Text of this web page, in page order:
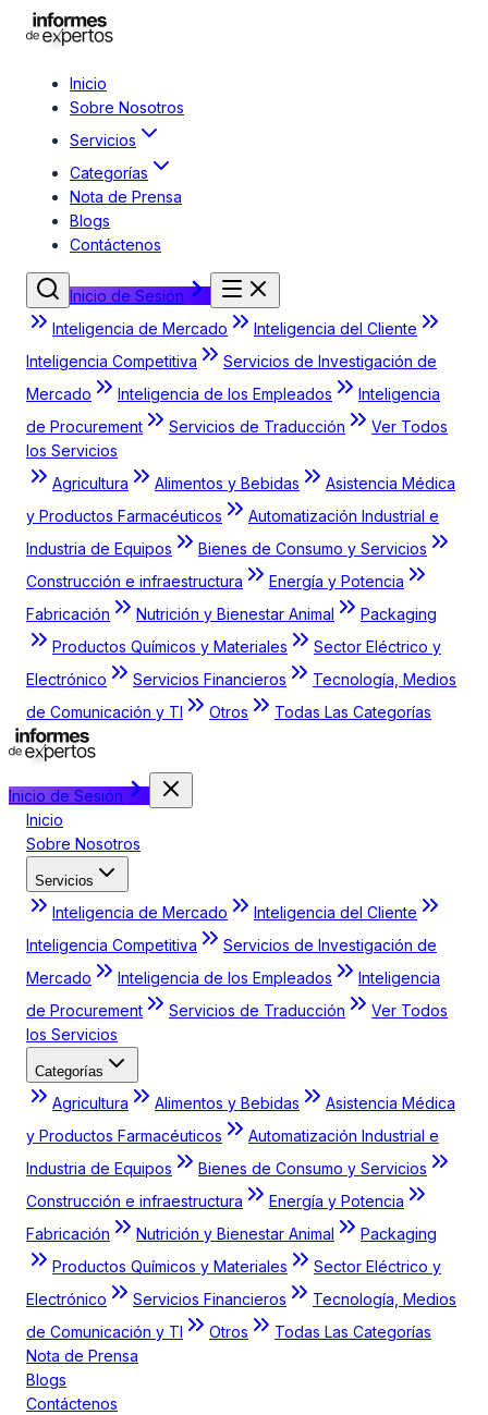
Inicio
Sobre Nosotros
Servicios
Categorías
Nota de Prensa
Blogs
Contáctenos
Inicio de Sesión
Inteligencia de Mercado
Inteligencia del Cliente
Inteligencia Competitiva
Servicios de Investigación de
Mercado
Inteligencia de los Empleados
Inteligencia
de Procurement
Servicios de Traducción
Ver Todos
los Servicios
Agricultura
Alimentos y Bebidas
Asistencia Médica
y Productos Farmacéuticos
Automatización Industrial e
Industria de Equipos
Bienes de Consumo y Servicios
Construcción e infraestructura
Energía y Potencia
Fabricación
Nutrición y Bienestar Animal
Packaging
Productos Químicos y Materiales
Sector Eléctrico y
Electrónico
Servicios Financieros
Tecnología, Medios
de Comunicación y TI
Otros Todas Las Categorías
Inicio de Sesión
Inicio
Sobre Nosotros
Servicios
Inteligencia de Mercado
Inteligencia del Cliente
Inteligencia Competitiva
Servicios de Investigación de
Mercado
Inteligencia de los Empleados
Inteligencia
de Procurement
Servicios de Traducción
Ver Todos
los Servicios
Categorías
Agricultura Alimentos y Bebidas
Asistencia Médica
y Productos Farmacéuticos
Automatización Industrial e
Industria de Equipos
Bienes de Consumo y Servicios
Construcción e infraestructura
Energía y Potencia
Fabricación
Nutrición y Bienestar Animal
Packaging
Productos Químicos y Materiales
Sector Eléctrico y
Electrónico
Servicios Financieros
Tecnología, Medios
de Comunicación y TI
Otros
Todas Las Categorías
Nota de Prensa
Blogs
Contáctenos